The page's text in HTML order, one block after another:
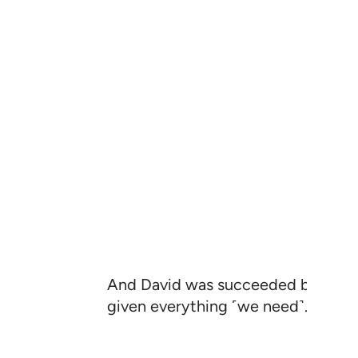
And David was succeeded by
given everything ˹we need˺. This